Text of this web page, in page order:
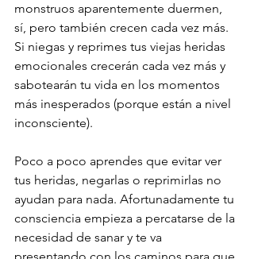
monstruos aparentemente duermen,
sí, pero también crecen cada vez más.
Si niegas y reprimes tus viejas heridas
emocionales crecerán cada vez más y
sabotearán tu vida en los momentos
más inesperados (porque están a nivel
inconsciente).
Poco a poco aprendes que evitar ver
tus heridas, negarlas o reprimirlas no
ayudan para nada. Afortunadamente tu
consciencia empieza a percatarse de la
necesidad de sanar y te va